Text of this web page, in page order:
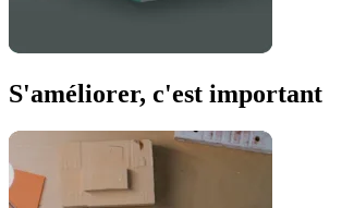
S'améliorer, c'est important